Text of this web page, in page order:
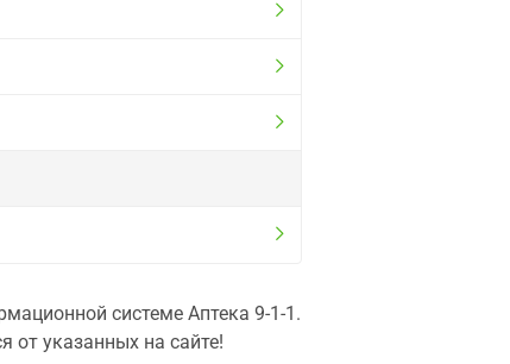
системе Аптека 9-1-1.
от указанных на сайте!